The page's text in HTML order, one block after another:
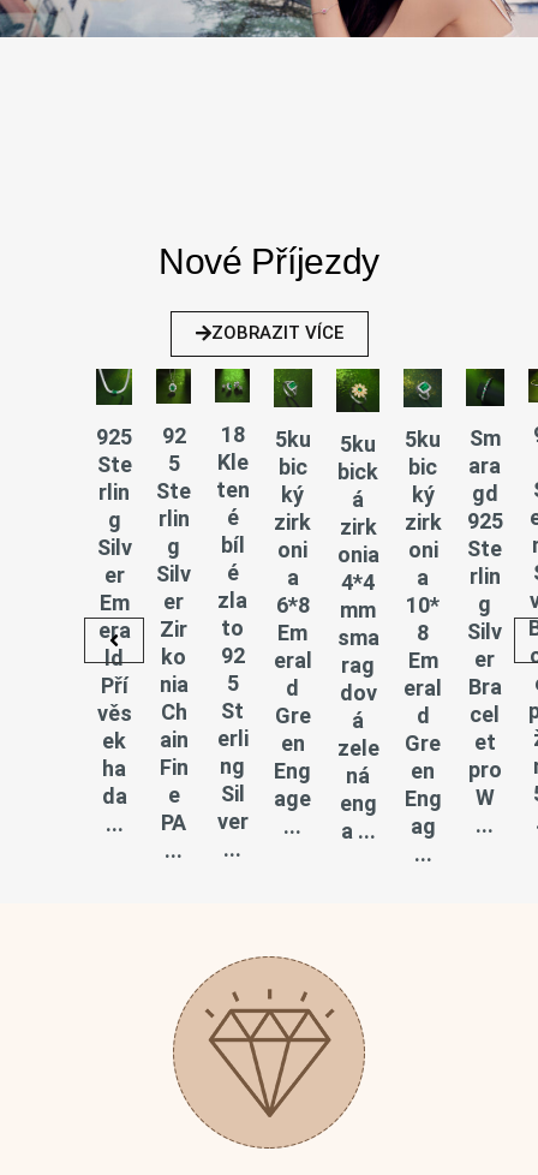
Nové Příjezdy
ZOBRAZIT VÍCE
925
Ste
rlin
g
Silv
er
Em
era
ld
Pří
věs
ek
ha
da
...
92
5
Ste
rlin
g
Silv
er
Zir
ko
nia
Ch
ain
Fin
e
PA
...
18
Kle
ten
é
bíl
é
zla
to
92
5
St
erli
ng
Sil
ver
...
5ku
bic
ký
zirk
oni
a
6*8
Em
eral
d
Gre
en
Eng
age
...
5ku
bick
á
zirk
onia
4*4
mm
sma
rag
dov
á
zele
ná
eng
a ...
5ku
bic
ký
zirk
oni
a
10*
8
Em
eral
d
Gre
en
Eng
ag
...
Sm
ara
gd
925
Ste
rlin
g
Silv
er
Bra
cel
et
pro
W
...